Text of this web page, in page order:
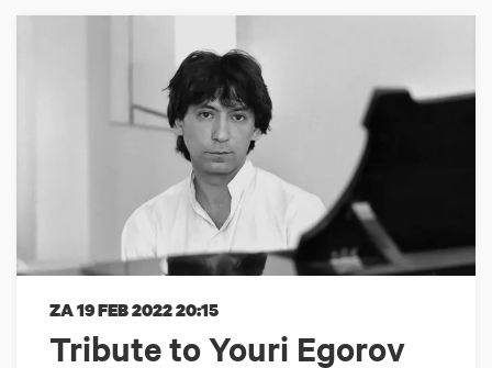
Tribute to Youri Egorov
ZA 19 FEB 202220:15